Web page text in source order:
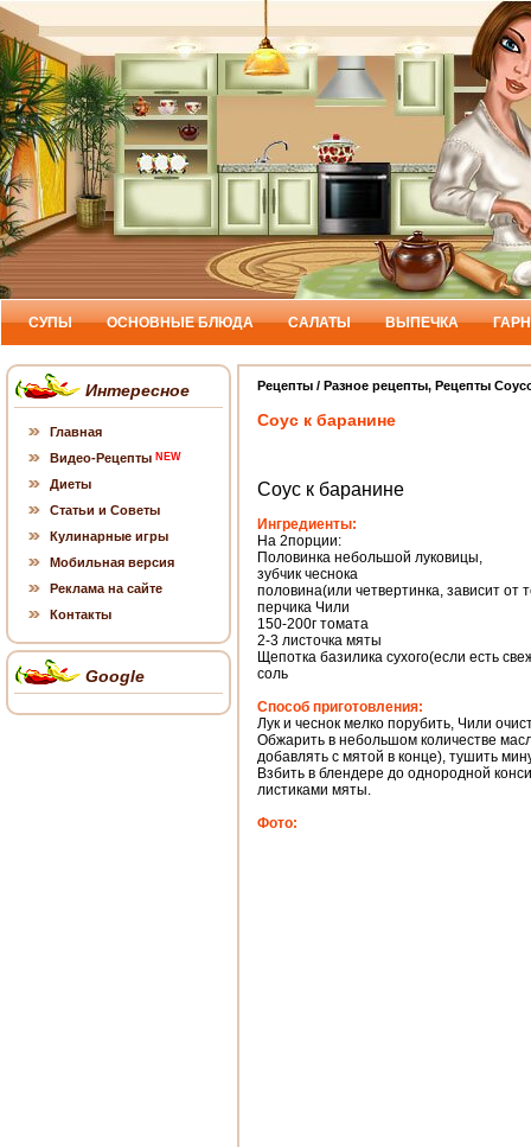
СУПЫ ОСНОВНЫЕ БЛЮДА САЛАТЫ ВЫПЕЧКА
Рецепты / Разное рецепты, Рецепты
Cоус к баранине
Cоус к баранине
Ингредиенты:
На 2порции:
Половинка небольшой луковицы,
зубчик чеснока
половина(или четвертинка, зависит от
перчика Чили
150-200г томата
2-3 листочка мяты
Щепотка базилика сухого(если есть
соль
Способ приготовления:
Лук и чеснок мелко порубить, Чили
Обжарить в небольшом количестве
добавлять с мятой в конце), тушить
Взбить в блендере до однородной
листиками мяты.
Фото:
Интересное
Главная
Видео-Рецепты NEW
Диеты
Статьи и Советы
Кулинарные игры
Мобильная версия
Реклама на сайте
Контакты
Google